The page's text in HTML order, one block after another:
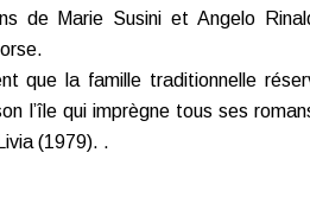
de Marie Susini et Angelo
que la famille traditionnelle
l’île qui imprègne tous ses
(1979). .